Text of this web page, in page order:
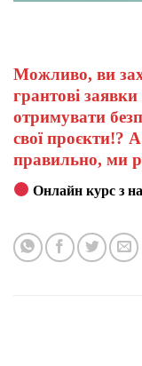
Можливо, ви
грантові заявки
отримувати
свої проєкти!?
правильно, ми
Онлайн курс з